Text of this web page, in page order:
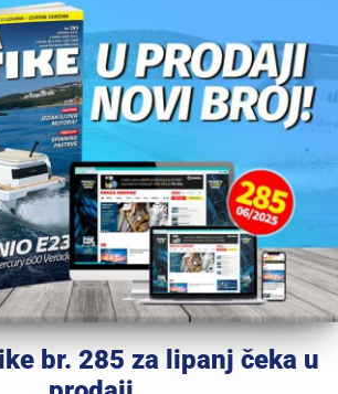
br. 285 za lipanj čeka u